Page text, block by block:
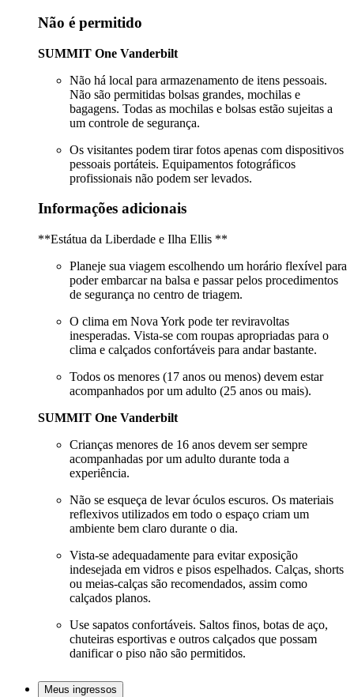
Não é permitido
SUMMIT One Vanderbilt
Não há local para armazenamento de itens pessoais.
Não são permitidas bolsas grandes, mochilas e
bagagens. Todas as mochilas e bolsas estão sujeitas a
um controle de segurança.
Os visitantes podem tirar fotos apenas com dispositivos
pessoais portáteis. Equipamentos fotográficos
profissionais não podem ser levados.
Informações adicionais
**Estátua da Liberdade e Ilha Ellis **
Planeje sua viagem escolhendo um horário flexível para
poder embarcar na balsa e passar pelos procedimentos
de segurança no centro de triagem.
O clima em Nova York pode ter reviravoltas
inesperadas. Vista-se com roupas apropriadas para o
clima e calçados confortáveis para andar bastante.
Todos os menores (17 anos ou menos) devem estar
acompanhados por um adulto (25 anos ou mais).
SUMMIT One Vanderbilt
Crianças menores de 16 anos devem ser sempre
acompanhadas por um adulto durante toda a
experiência.
Não se esqueça de levar óculos escuros. Os materiais
reflexivos utilizados em todo o espaço criam um
ambiente bem claro durante o dia.
Vista-se adequadamente para evitar exposição
indesejada em vidros e pisos espelhados. Calças, shorts
ou meias-calças são recomendados, assim como
calçados planos.
Use sapatos confortáveis. Saltos finos, botas de aço,
chuteiras esportivas e outros calçados que possam
danificar o piso não são permitidos.
Meus ingressos